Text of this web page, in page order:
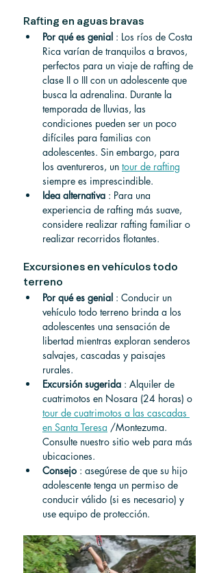
Rafting en aguas bravas
Por qué es genial : Los ríos de Costa
Rica varían de tranquilos a bravos,
perfectos para un viaje de rafting de
clase II o III con un adolescente que
busca la adrenalina. Durante la
temporada de lluvias, las
condiciones pueden ser un poco
difíciles para familias con
adolescentes. Sin embargo, para
los aventureros, un tour de rafting
siempre es imprescindible.
Idea alternativa : Para una
experiencia de rafting más suave,
considere realizar rafting familiar o
realizar recorridos flotantes.
Excursiones en vehículos todo
terreno
Por qué es genial : Conducir un
vehículo todo terreno brinda a los
adolescentes una sensación de
libertad mientras exploran senderos
salvajes, cascadas y paisajes
rurales.
Excursión sugerida : Alquiler de
cuatrimotos en Nosara (24 horas) o
tour de cuatrimotos a las cascadas
en Santa Teresa /Montezuma.
Consulte nuestro sitio web para más
ubicaciones.
Consejo : asegúrese de que su hijo
adolescente tenga un permiso de
conducir válido (si es necesario) y
use equipo de protección.